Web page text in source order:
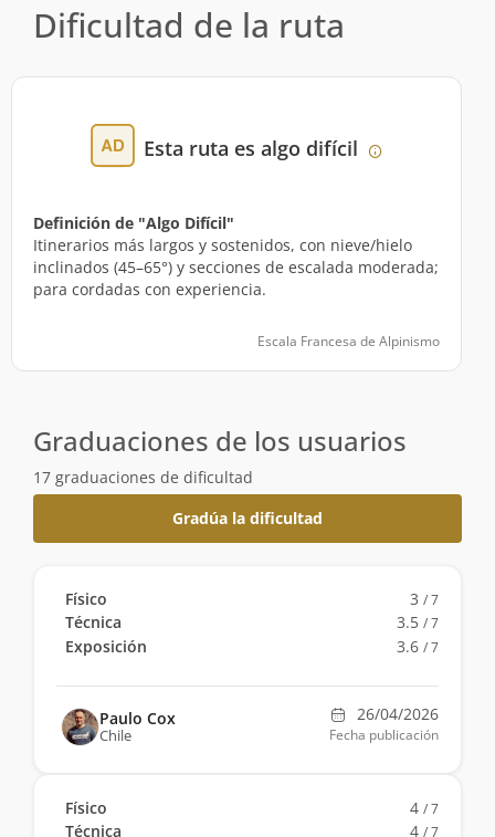
Dificultad de la ruta
Esta ruta es algo difícil
Definición de "Algo Difícil"
Itinerarios más largos y sostenidos, con nieve/hielo
inclinados (45–65°) y secciones de escalada moderada;
para cordadas con experiencia.
Escala Francesa de Alpinismo
Graduaciones de los usuarios
17 graduaciones de dificultad
Gradúa la dificultad
Físico 3 / 7
Técnica 3.5 / 7
Exposición 3.6 / 7
Paulo Cox
Chile
26/04/2026
Fecha publicación
Físico 4 / 7
Técnica 4 / 7